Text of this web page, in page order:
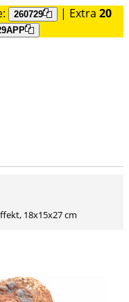
260729 | Extra 20
18x15x27 cm